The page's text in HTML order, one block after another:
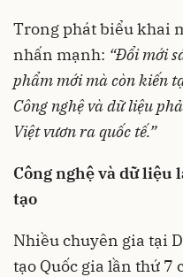
Trong phát biểu khai
nhấn mạnh: “Đổi mới
phẩm mới mà còn kiến
Công nghệ và dữ liệu
Việt vươn ra quốc tế.”
Công nghệ và dữ
tạo
Nhiều chuyên gia tại
tạo Quốc gia lần thứ